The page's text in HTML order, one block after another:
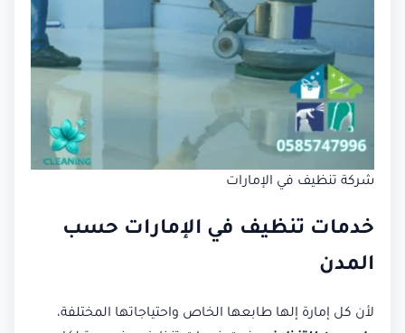
شركة تنظيف في الإمارات
خدمات تنظيف في الإمارات حسب
المدن
لأن كل إمارة إلها طابعها الخاص واحتياجاتها المختلفة،